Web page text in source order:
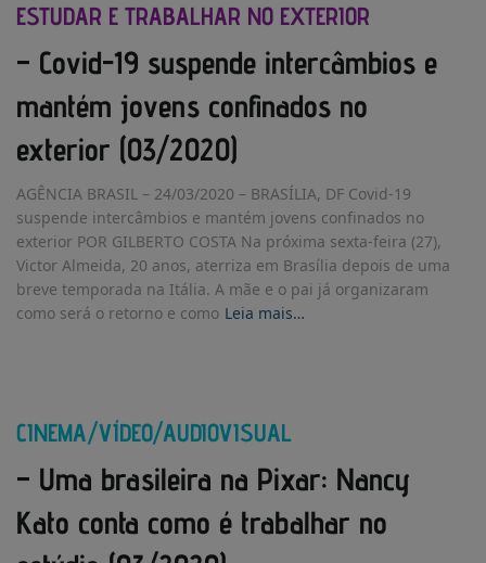
ESTUDAR E TRABALHAR NO EXTERIOR
– Covid-19 suspende intercâmbios e
mantém jovens confinados no
exterior (03/2020)
AGÊNCIA BRASIL – 24/03/2020 – BRASÍLIA, DF Covid-19
suspende intercâmbios e mantém jovens confinados no
exterior POR GILBERTO COSTA Na próxima sexta-feira (27),
Victor Almeida, 20 anos, aterriza em Brasília depois de uma
breve temporada na Itália. A mãe e o pai já organizaram
como será o retorno e como Leia mais…
CINEMA/VÍDEO/AUDIOVISUAL
– Uma brasileira na Pixar: Nancy
Kato conta como é trabalhar no